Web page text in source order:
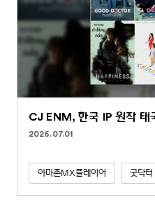
CJ ENM, 한국 IP 원작 태
2026.07.01
아마존MX플레이어 굿닥터